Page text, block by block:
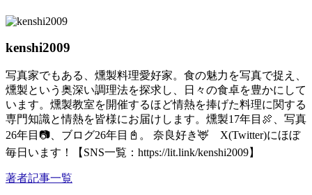
kenshi2009
写真家でもある、燻製料理愛好家。食の魅力を写真で捉え、
燻製という奥深い調理法を探求し、日々の食卓を豊かにして
います。燻製教室を開催するほど情熱を捧げた料理に関する
専門知識と情熱を皆様にお届けします。燻製17年目🍖、写真
26年目📷、ブログ26年目📓。 奈良好き🦌 X(Twitter)にほぼ
毎日います！【SNS一覧：https://lit.link/kenshi2009】
著者記事一覧